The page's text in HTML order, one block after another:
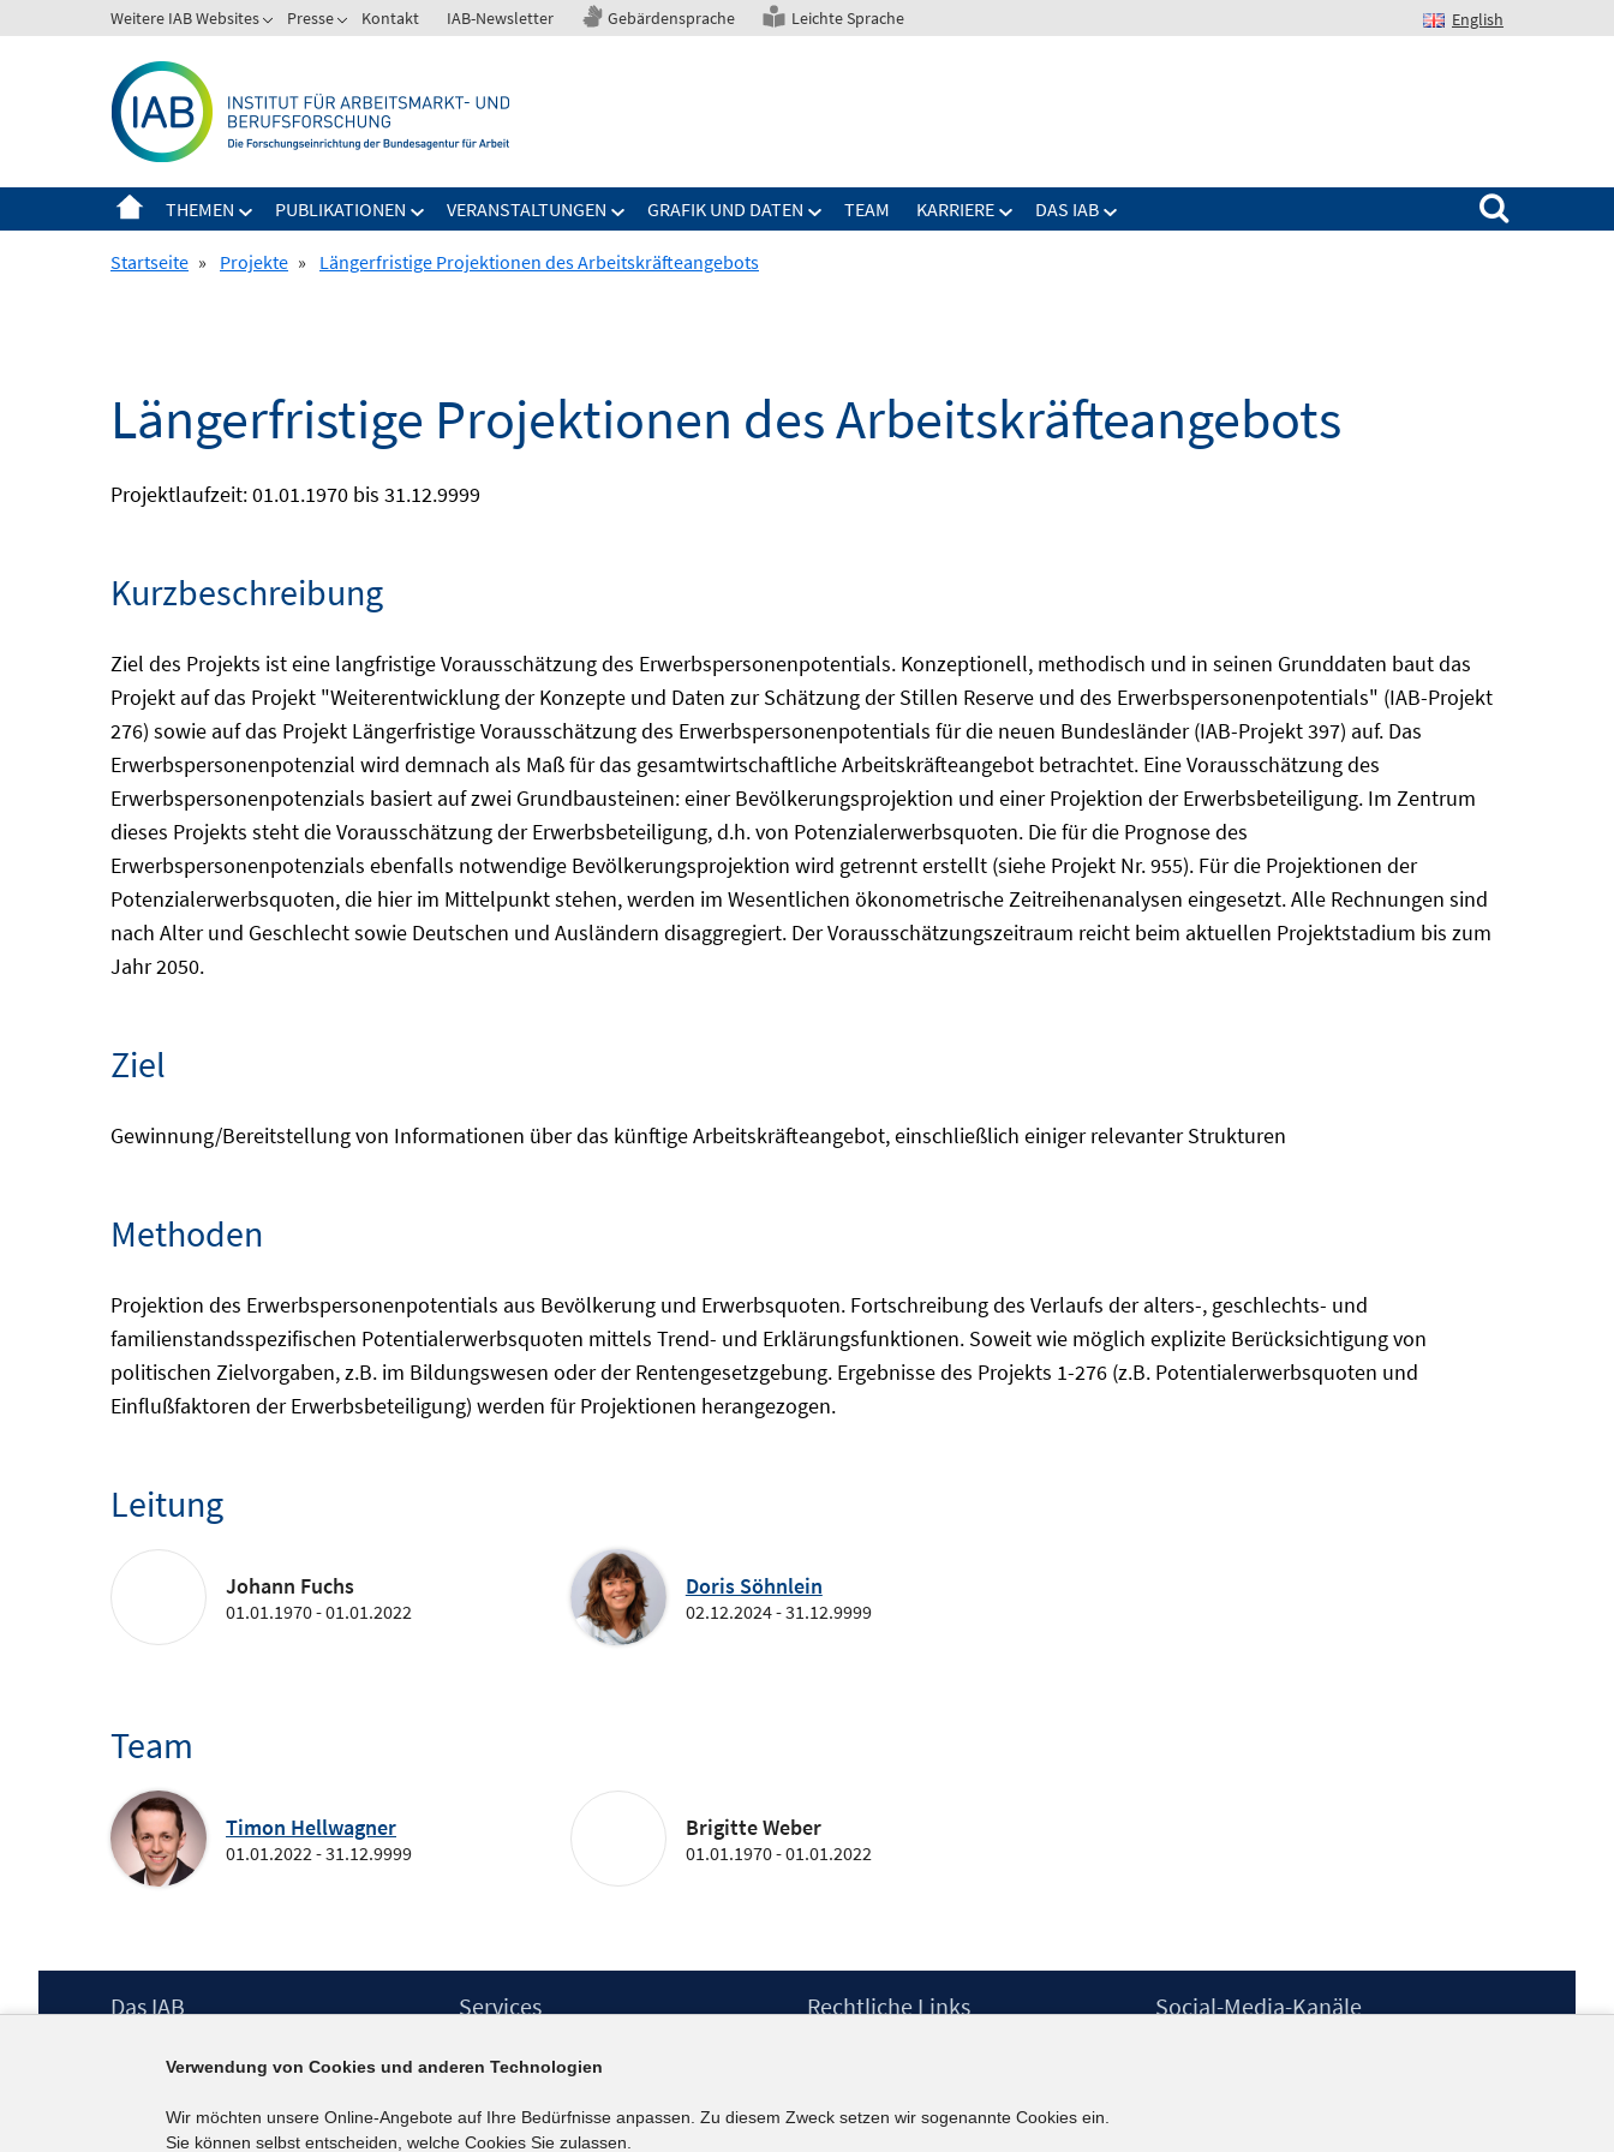
zum
Weitere IAB Websites Presse Kontakt IAB-Newsletter Gebärdensprache Leichte Sprache English
THEMEN PUBLIKATIONEN VERANSTALTUNGEN GRAFIK UND DATEN TEAM KARRIERE DAS IAB
Suchen nach:
Startseite » Projekte » Längerfristige Projektionen des Arbeitskräfteangebots
Längerfristige Projektionen des Arbeitskräfteangebots
Projektlaufzeit: 01.01.1970 bis 31.12.9999
Kurzbeschreibung
Ziel des Projekts ist eine langfristige Vorausschätzung des Erwerbspersonenpotentials. Konzeptionell, methodisch und in seinen Grunddaten baut das
Projekt auf das Projekt "Weiterentwicklung der Konzepte und Daten zur Schätzung der Stillen Reserve und des Erwerbspersonenpotentials" (IAB-Projekt
276) sowie auf das Projekt Längerfristige Vorausschätzung des Erwerbspersonenpotentials für die neuen Bundesländer (IAB-Projekt 397) auf. Das
Erwerbspersonenpotenzial wird demnach als Maß für das gesamtwirtschaftliche Arbeitskräfteangebot betrachtet. Eine Vorausschätzung des
Erwerbspersonenpotenzials basiert auf zwei Grundbausteinen: einer Bevölkerungsprojektion und einer Projektion der Erwerbsbeteiligung. Im Zentrum
dieses Projekts steht die Vorausschätzung der Erwerbsbeteiligung, d.h. von Potenzialerwerbsquoten. Die für die Prognose des
Erwerbspersonenpotenzials ebenfalls notwendige Bevölkerungsprojektion wird getrennt erstellt (siehe Projekt Nr. 955). Für die Projektionen der
Potenzialerwerbsquoten, die hier im Mittelpunkt stehen, werden im Wesentlichen ökonometrische Zeitreihenanalysen eingesetzt. Alle Rechnungen sind
nach Alter und Geschlecht sowie Deutschen und Ausländern disaggregiert. Der Vorausschätzungszeitraum reicht beim aktuellen Projektstadium bis zum
Jahr 2050.
Ziel
Gewinnung/Bereitstellung von Informationen über das künftige Arbeitskräfteangebot, einschließlich einiger relevanter Strukturen
Methoden
Projektion des Erwerbspersonenpotentials aus Bevölkerung und Erwerbsquoten. Fortschreibung des Verlaufs der alters-, geschlechts- und
familienstandsspezifischen Potentialerwerbsquoten mittels Trend- und Erklärungsfunktionen. Soweit wie möglich explizite Berücksichtigung von
politischen Zielvorgaben, z.B. im Bildungswesen oder der Rentengesetzgebung. Ergebnisse des Projekts 1-276 (z.B. Potentialerwerbsquoten und
Einflußfaktoren der Erwerbsbeteiligung) werden für Projektionen herangezogen.
Leitung
Johann Fuchs
01.01.1970 - 01.01.2022
Doris Söhnlein
02.12.2024 - 31.12.9999
Team
Timon Hellwagner
01.01.2022 - 31.12.9999
Brigitte Weber
01.01.1970 - 01.01.2022
Footer
Das IAB
Berufsforschung (IAB) – unser Leitbild
Institutsleitung
Graduiertenprogramm
Services
IAB-Newsletter
Kontakt
Rechtliche Links
Erklärung zur Barrierefreiheit
Social-Media-Kanäle
Verwendung von Cookies und anderen Technologien
Wir möchten unsere Online-Angebote auf Ihre Bedürfnisse anpassen. Zu diesem Zweck setzen wir sogenannte Cookies ein.
Sie können selbst entscheiden, welche Cookies Sie zulassen.